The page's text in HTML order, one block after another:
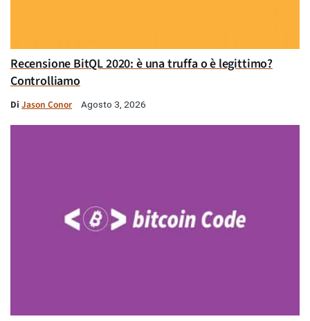
Recensione BitQL 2020: è una truffa o è legittimo?
Controlliamo
Di Jason Conor Agosto 3, 2026